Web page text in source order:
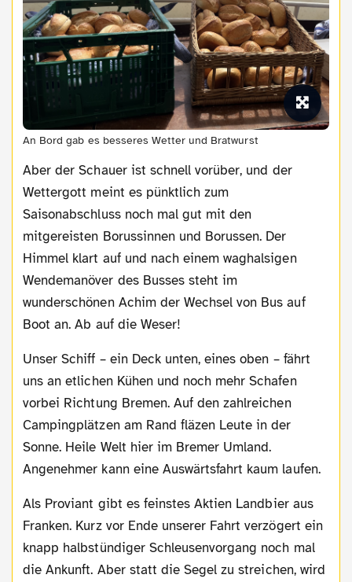
An Bord gab es besseres Wetter und Bratwurst
Aber der Schauer ist schnell vorüber, und der
Wettergott meint es pünktlich zum
Saisonabschluss noch mal gut mit den
mitgereisten Borussinnen und Borussen. Der
Himmel klart auf und nach einem waghalsigen
Wendemanöver des Busses steht im
wunderschönen Achim der Wechsel von Bus auf
Boot an. Ab auf die Weser!
Unser Schiff – ein Deck unten, eines oben – fährt
uns an etlichen Kühen und noch mehr Schafen
vorbei Richtung Bremen. Auf den zahlreichen
Campingplätzen am Rand fläzen Leute in der
Sonne. Heile Welt hier im Bremer Umland.
Angenehmer kann eine Auswärtsfahrt kaum laufen.
Als Proviant gibt es feinstes Aktien Landbier aus
Franken. Kurz vor Ende unserer Fahrt verzögert ein
knapp halbstündiger Schleusenvorgang noch mal
die Ankunft. Aber statt die Segel zu streichen, wird